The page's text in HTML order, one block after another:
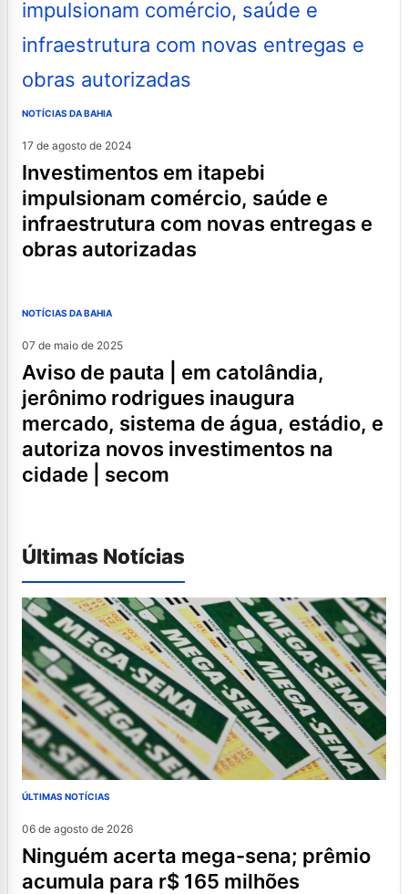
NOTÍCIAS DA BAHIA
17 de agosto de 2024
investimentos em itapebi
impulsionam comércio, saúde e
infraestrutura com novas entregas e
obras autorizadas
NOTÍCIAS DA BAHIA
07 de maio de 2025
aviso de pauta | em catolândia,
jerônimo rodrigues inaugura
mercado, sistema de água, estádio, e
autoriza novos investimentos na
cidade | secom
Últimas Notícias
ÚLTIMAS NOTÍCIAS
06 de agosto de 2026
ninguém acerta mega-sena; prêmio
acumula para r$ 165 milhões